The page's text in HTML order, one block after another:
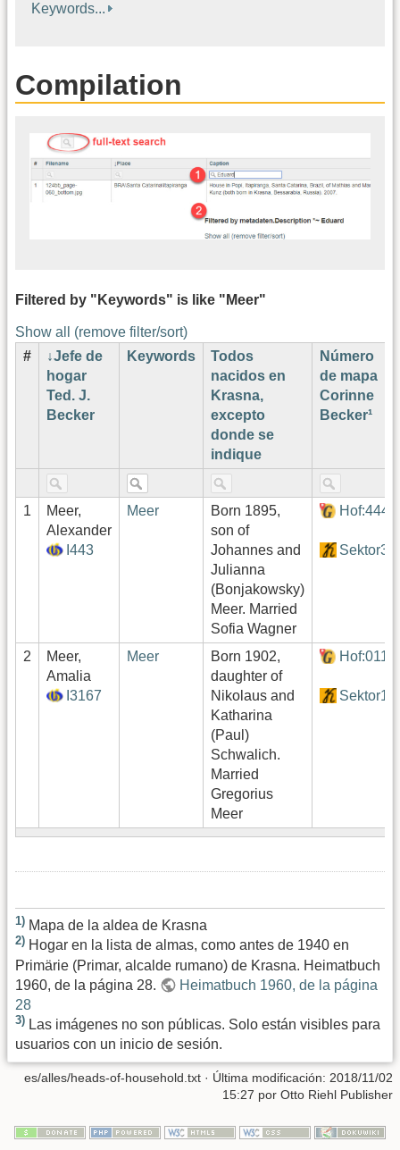
Keywords...
Compilation
Filtered by "Keywords" is like "Meer"
Show all (remove filter/sort)
#
Jefe de
hogar
Ted. J.
Becker
Keywords
Todos
nacidos en
Krasna,
excepto
donde se
indique
Número
de mapa
Corinne
Becker¹
1
Meer,
Alexander
I443
Meer
Born 1895,
son of
Johannes and
Julianna
(Bonjakowsky)
Meer. Married
Sofia Wagner
Hof:444
Sektor3
2
Meer,
Amalia
I3167
Meer
Born 1902,
daughter of
Nikolaus and
Katharina
(Paul)
Schwalich.
Married
Gregorius
Meer
Hof:011
Sektor1
1) Mapa de la aldea de Krasna
2) Hogar en la lista de almas, como antes de 1940 en
Primärie (Primar, alcalde rumano) de Krasna. Heimatbuch
1960, de la página 28.
Heimatbuch 1960, de la página
28
3) Las imágenes no son públicas. Solo están visibles para
usuarios con un inicio de sesión.
es/alles/heads-of-household.txt · Última modificación: 2018/11/02
15:27 por Otto Riehl Publisher